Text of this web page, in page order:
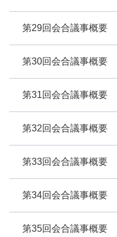
第29回会合議事概要
第30回会合議事概要
第31回会合議事概要
第32回会合議事概要
第33回会合議事概要
第34回会合議事概要
第35回会合議事概要